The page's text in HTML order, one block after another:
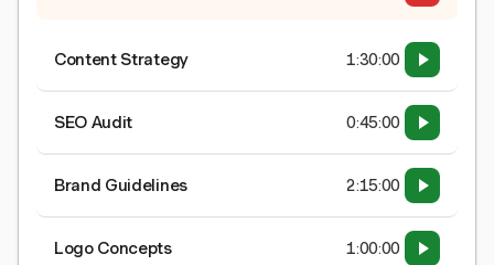
Content Strategy 1:30:00
SEO Audit 0:45:00
Brand Guidelines 2:15:00
Logo Concepts 1:00:00